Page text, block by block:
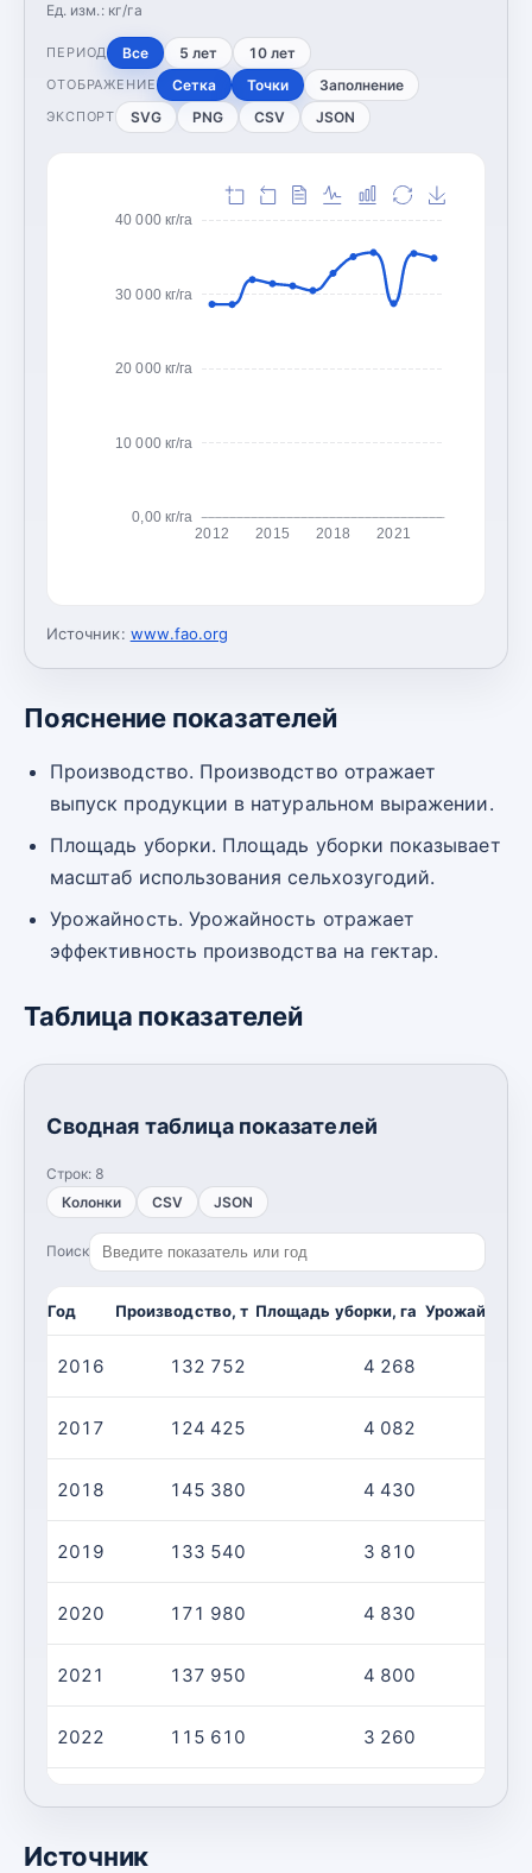
Ед. изм.: кг/га
ПЕРИОД Все 5 лет 10 лет
ОТОБРАЖЕНИЕ Сетка Точки Заполнение
ЭКСПОРТ SVG PNG CSV JSON
0,00 кг/га
10 000 кг/га
20 000 кг/га
30 000 кг/га
40 000 кг/га
2012 2015 2018 2021
Источник: www.fao.org
Пояснение показателей
Производство. Производство отражает
выпуск продукции в натуральном выражении.
Площадь уборки. Площадь уборки показывает
масштаб использования сельхозугодий.
Урожайность. Урожайность отражает
эффективность производства на гектар.
Таблица показателей
Сводная таблица показателей
Строк: 8
Колонки
CSV JSON
Поиск
Год Производство, т Площадь уборки, га
2016 132 752 4 268
2017 124 425 4 082
2018 145 380 4 430
2019 133 540 3 810
2020 171 980 4 830
2021 137 950 4 800
2022 115 610 3 260
Источник